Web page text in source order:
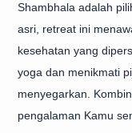
Shambhala adalah
asri, retreat ini
kesehatan yang
yoga dan menikmati
menyegarkan.
pengalaman Kamu